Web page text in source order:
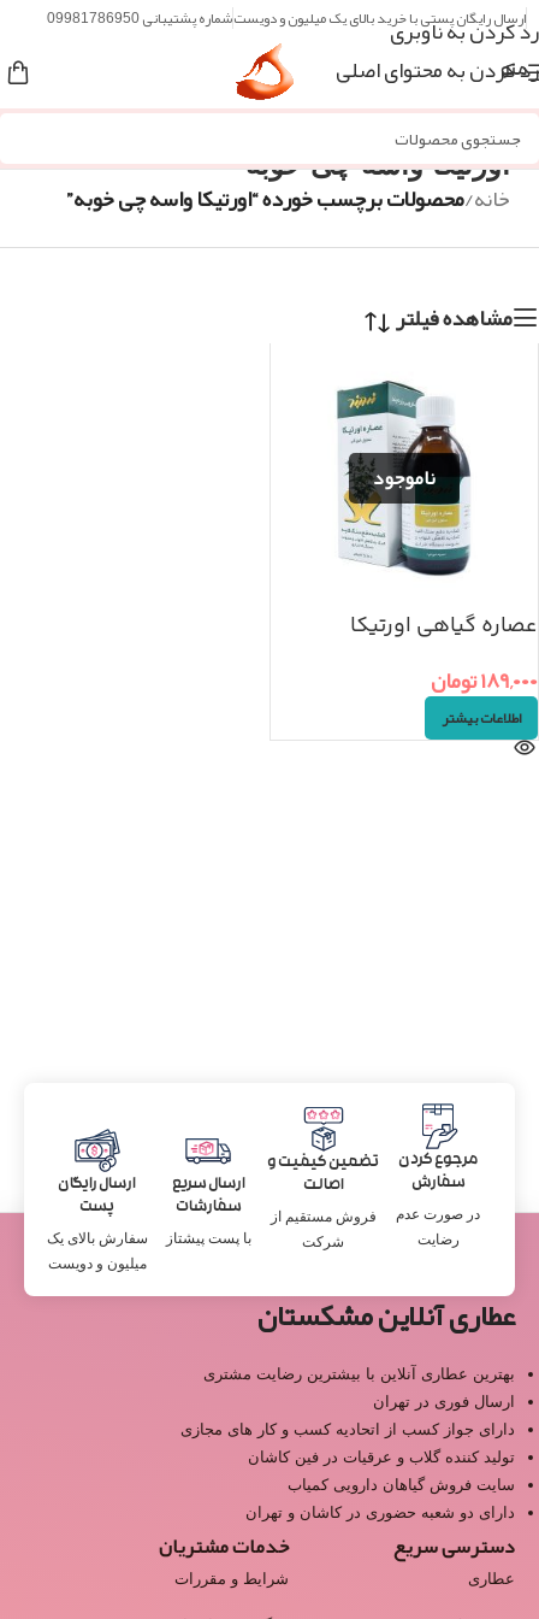
رد کردن به ناوبری
رد کردن به محتوای اصلی
ارسال رایگان پستی با خرید بالای یک میلیون و دویستشماره پشتیبانی 09981786950
منو
اورتیکا واسه چی خوبه
خانه/محصولات برچسب خورده “اورتیکا واسه چی خوبه”
مشاهده فیلتر
عصاره گیاهی اورتیکا
۱۸۹,۰۰۰تومان
اطلاعات بیشتر
مرجوع کردن
سفارش
در صورت عدم
رضایت
تضمین کیفیت و
اصالت
فروش مستقیم از
شرکت
ارسال سریع
سفارشات
با پست پیشتاز
ارسال رایگان
پست
سفارش بالای یک
میلیون و دویست
عطاری آنلاین مشکستان
بهترین عطاری آنلاین با بیشترین رضایت مشتری
ارسال فوری در تهران
دارای جواز کسب از اتحادیه کسب و کار های مجازی
تولید کننده گلاب و عرقیات در فین کاشان
سایت فروش گیاهان دارویی کمیاب
دارای دو شعبه حضوری در کاشان و تهران
دسترسی سریع
عطاری
خدمات مشتریان
شرایط و مقررات